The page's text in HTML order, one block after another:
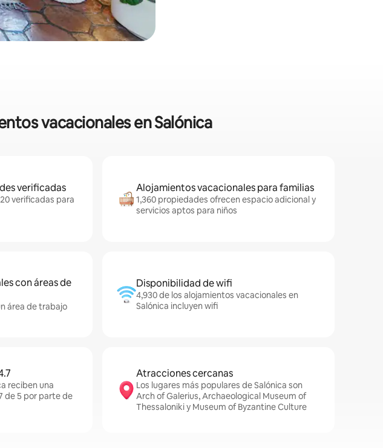
vacacionales en Salónica
verificadas
verificadas para
Alojamientos vacacionales para familias
1,360 propiedades ofrecen espacio adicional y
servicios aptos para niños
con áreas de
área de trabajo
Disponibilidad de wifi
4,930 de los alojamientos vacacionales en
Salónica incluyen wifi
reciben una
de 5 por parte de
Atracciones cercanas
Los lugares más populares de Salónica son
Arch of Galerius, Archaeological Museum of
Thessaloniki y Museum of Byzantine Culture